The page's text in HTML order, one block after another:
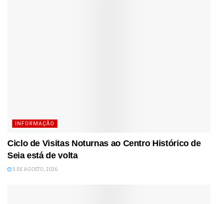
INFORMAÇÃO
Ciclo de Visitas Noturnas ao Centro Histórico de
Seia está de volta
5 DE AGOSTO, 2026